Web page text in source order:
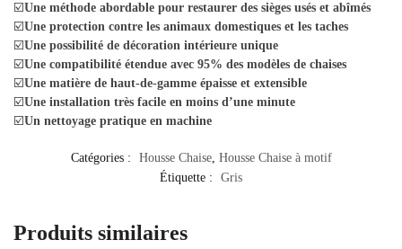
☑️Une méthode abordable pour restaurer des sièges usés et abîmés
☑️Une protection contre les animaux domestiques et les taches
☑️Une possibilité de décoration intérieure unique
☑️Une compatibilité étendue avec 95% des modèles de chaises
☑️Une matière de haut-de-gamme épaisse et extensible
☑️Une installation très facile en moins d’une minute
☑️Un nettoyage pratique en machine
Catégories : Housse Chaise, Housse Chaise à motif
Étiquette :
Gris
Produits similaires